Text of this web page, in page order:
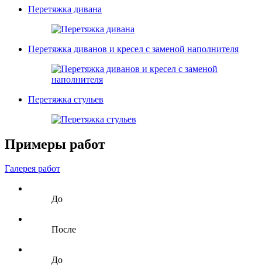
Перетяжка дивана
Перетяжка диванов и кресел с заменой наполнителя
Перетяжка стульев
Примеры работ
Галерея работ
До
После
До